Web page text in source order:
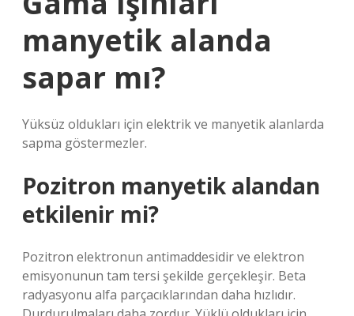
manyetik alanda
sapar mı?
Yüksüz oldukları için elektrik ve manyetik alanlarda
sapma göstermezler.
Pozitron manyetik alandan
etkilenir mi?
Pozitron elektronun antimaddesidir ve elektron
emisyonunun tam tersi şekilde gerçekleşir. Beta
radyasyonu alfa parçacıklarından daha hızlıdır.